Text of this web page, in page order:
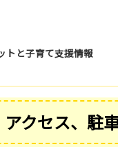
トと子育て支援情報
クセス、駐